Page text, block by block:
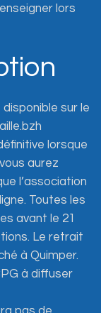
lors
sur le
lorsque
aurez
l’association
Toutes les
avant le 21
Le retrait
à Quimper.
à diffuser